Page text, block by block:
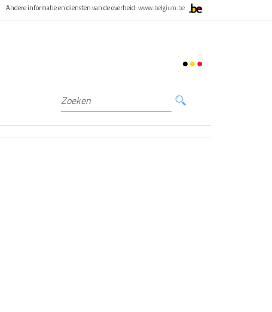
Andere informatie en diensten van de overheid:www.belgium.be